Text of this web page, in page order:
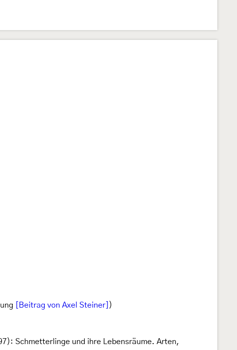
[Beitrag von Axel Steiner] )
Schmetterlinge und ihre Lebensräume. Arten,